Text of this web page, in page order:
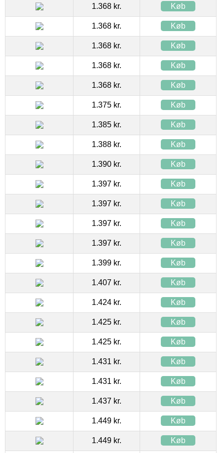
1.368 kr. Køb
1.368 kr. Køb
1.368 kr. Køb
1.368 kr. Køb
1.368 kr. Køb
1.375 kr. Køb
1.385 kr. Køb
1.388 kr. Køb
1.390 kr. Køb
1.397 kr. Køb
1.397 kr. Køb
1.397 kr. Køb
1.397 kr. Køb
1.399 kr. Køb
1.407 kr. Køb
1.424 kr. Køb
1.425 kr. Køb
1.425 kr. Køb
1.431 kr. Køb
1.431 kr. Køb
1.437 kr. Køb
1.449 kr. Køb
1.449 kr. Køb